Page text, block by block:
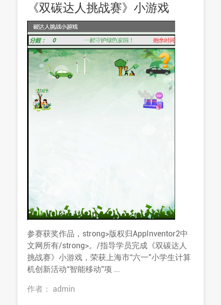
《双碳达人挑战赛》小游戏
参赛获奖作品，strong>版权归AppInventor2中
文网所有/strong>。/指导学员完成《双碳达人
挑战赛》小游戏，荣获上海市“六一”小学生计算
机创新活动“智能移动”项 ...
作者： admin